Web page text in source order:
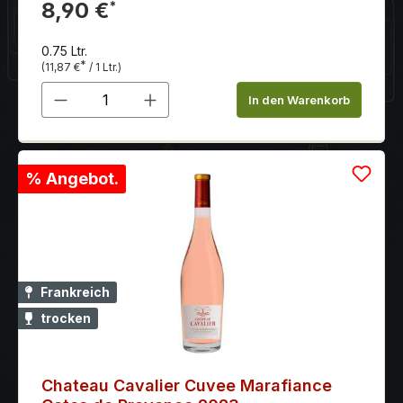
Balance zwischen Frucht, Alkohol und Säure.
8,90 €*
0.75 Ltr.
(11,87 €* / 1 Ltr.)
Produkt Anzahl: Gib denIn den Warenkorb
% Angebot.
Frankreich
trocken
Chateau Cavalier Cuvee Marafiance